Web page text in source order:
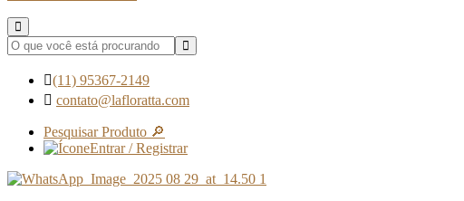
(11) 95367-2149
contato@lafloratta.com
Pesquisar Produto 🔎
Entrar / Registrar